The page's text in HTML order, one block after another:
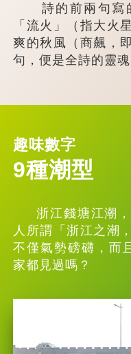
詩的前兩句寫
「流火」（指大火
爽的秋風（商飆，
句，便是全詩的靈
趣味數字
9種潮型
浙江錢塘江潮，
人所謂「浙江之潮
不僅氣勢磅礴，而
家都見過嗎？